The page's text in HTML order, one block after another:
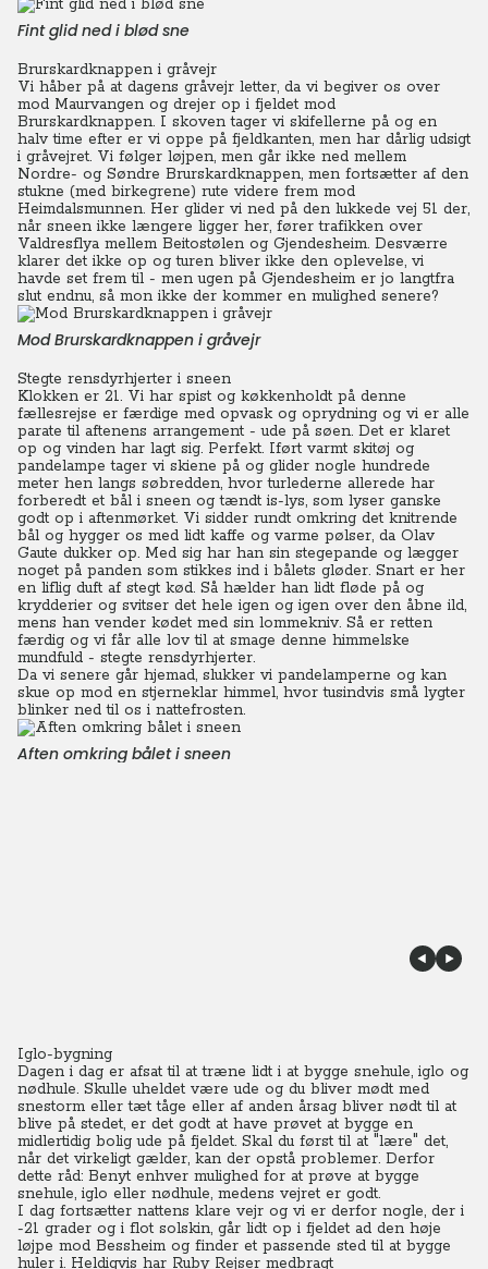
Fint glid ned i blød sne
Brurskardknappen i gråvejr
Vi håber på at dagens gråvejr letter, da vi begiver os over
mod Maurvangen og drejer op i fjeldet mod
Brurskardknappen. I skoven tager vi skifellerne på og en
halv time efter er vi oppe på fjeldkanten, men har dårlig udsigt
i gråvejret. Vi følger løjpen, men går ikke ned mellem
Nordre- og Søndre Brurskardknappen, men fortsætter af den
stukne (med birkegrene) rute videre frem mod
Heimdalsmunnen. Her glider vi ned på den lukkede vej 51 der,
når sneen ikke længere ligger her, fører trafikken over
Valdresflya mellem Beitostølen og Gjendesheim. Desværre
klarer det ikke op og turen bliver ikke den oplevelse, vi
havde set frem til - men ugen på Gjendesheim er jo langtfra
slut endnu, så mon ikke der kommer en mulighed senere?
Mod Brurskardknappen i gråvejr
Stegte rensdyrhjerter i sneen
Klokken er 21. Vi har spist og køkkenholdt på denne
fællesrejse er færdige med opvask og oprydning og vi er alle
parate til aftenens arrangement - ude på søen. Det er klaret
op og vinden har lagt sig. Perfekt. Iført varmt skitøj og
pandelampe tager vi skiene på og glider nogle hundrede
meter hen langs søbredden, hvor turlederne allerede har
forberedt et bål i sneen og tændt is-lys, som lyser ganske
godt op i aftenmørket. Vi sidder rundt omkring det knitrende
bål og hygger os med lidt kaffe og varme pølser, da Olav
Gaute dukker op. Med sig har han sin stegepande og lægger
noget på panden som stikkes ind i bålets gløder. Snart er her
en liflig duft af stegt kød. Så hælder han lidt fløde på og
krydderier og svitser det hele igen og igen over den åbne ild,
mens han vender kødet med sin lommekniv. Så er retten
færdig og vi får alle lov til at smage denne himmelske
mundfuld - stegte rensdyrhjerter.
Da vi senere går hjemad, slukker vi pandelamperne og kan
skue op mod en stjerneklar himmel, hvor tusindvis små lygter
blinker ned til os i nattefrosten.
Aften omkring bålet i sneen
Iglo-bygning
Dagen i dag er afsat til at træne lidt i at bygge snehule, iglo og
nødhule. Skulle uheldet være ude og du bliver mødt med
snestorm eller tæt tåge eller af anden årsag bliver nødt til at
blive på stedet, er det godt at have prøvet at bygge en
midlertidig bolig ude på fjeldet. Skal du først til at "lære" det,
når det virkeligt gælder, kan der opstå problemer. Derfor
dette råd: Benyt enhver mulighed for at prøve at bygge
snehule, iglo eller nødhule, medens vejret er godt.
I dag fortsætter nattens klare vejr og vi er derfor nogle, der i
-21 grader og i flot solskin, går lidt op i fjeldet ad den høje
løjpe mod Bessheim og finder et passende sted til at bygge
huler i. Heldigvis har Ruby Rejser medbragt